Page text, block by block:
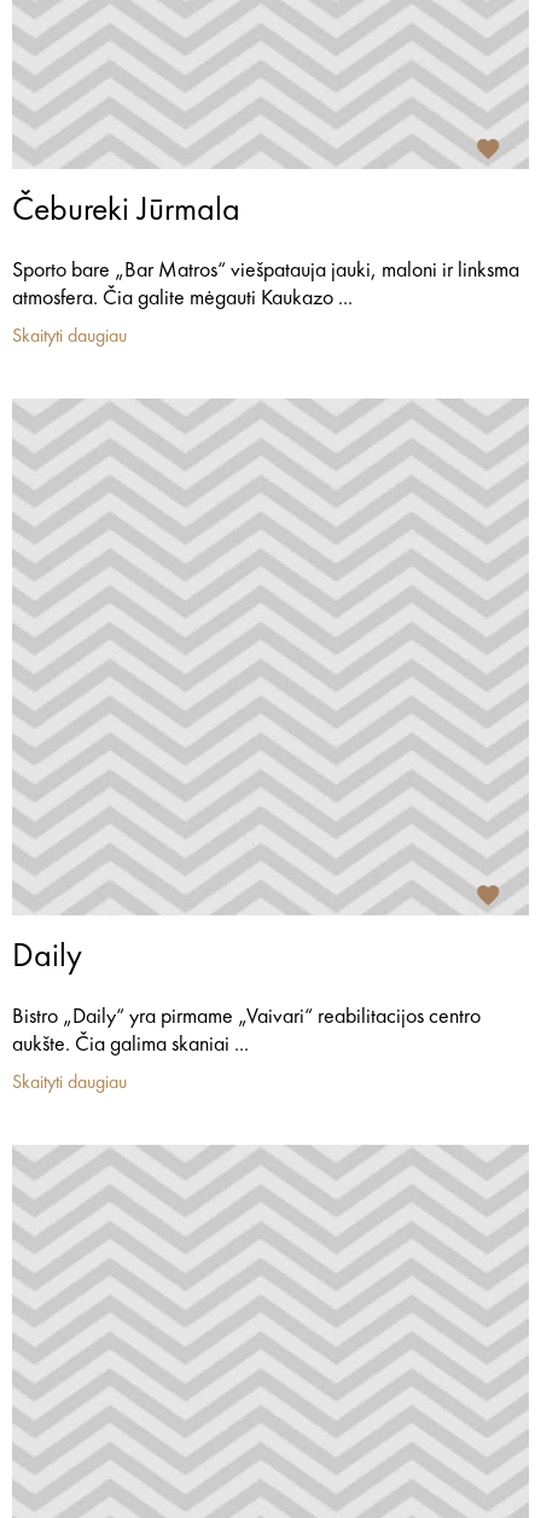
Čebureki Jūrmala
Sporto bare „Bar Matros“ viešpatauja jauki, maloni ir linksma
atmosfera. Čia galite mėgauti Kaukazo ...
Skaityti daugiau
Daily
Bistro „Daily“ yra pirmame „Vaivari“ reabilitacijos centro
aukšte. Čia galima skaniai ...
Skaityti daugiau